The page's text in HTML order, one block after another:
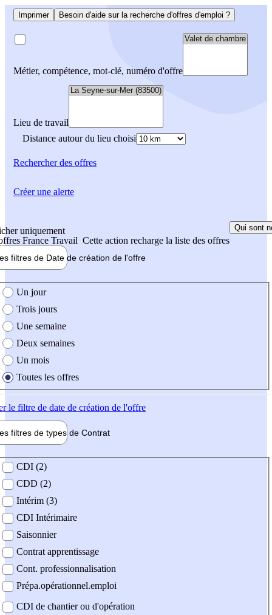
Imprimer Besoin d'aide sur la recherche d'offres d'emploi ?
Métier, compétence, mot-clé, numéro d'offre
Lieu de travail
Distance autour du lieu choisi
Rechercherdes offres
uniquement
France Travail Cette action recharge la liste des offres
Qui sont
filtres de Date de création de l'offre
création de l'offre
Un jour
Trois jours
Une semaine
Deux semaines
Un mois
Toutes les offres
le filtre de date de création de l'offre
filtres de types de Contrat
contrat
CDI (2)
CDD (2)
Intérim (3)
CDI Intérimaire
Saisonnier
Contrat apprentissage
Cont. professionnalisation
Prépa.opérationnel.emploi
CDI de chantier ou d'opération
Créer une alerte